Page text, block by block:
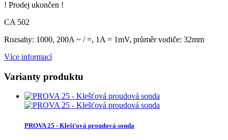
! Prodej ukončen !
CA 502
Rozsahy: 1000, 200A ~ / =, 1A = 1mV, průměr vodiče: 32mm
Více informací
Varianty produktu
PROVA 25 - Klešťová proudová sonda